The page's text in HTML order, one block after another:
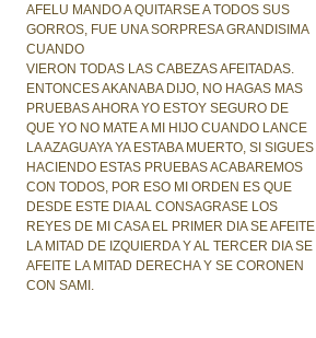
AFELU MANDO A QUITARSE A TODOS SUS
GORROS, FUE UNA SORPRESA GRANDISIMA
CUANDO
VIERON TODAS LAS CABEZAS AFEITADAS.
ENTONCES AKANABA DIJO, NO HAGAS MAS
PRUEBAS AHORA YO ESTOY SEGURO DE
QUE YO NO MATE A MI HIJO CUANDO LANCE
LA AZAGUAYA YA ESTABA MUERTO, SI SIGUES
HACIENDO ESTAS PRUEBAS ACABAREMOS
CON TODOS, POR ESO MI ORDEN ES QUE
DESDE ESTE DIA AL CONSAGRASE LOS
REYES DE MI CASA EL PRIMER DIA SE AFEITE
LA MITAD DE IZQUIERDA Y AL TERCER DIA SE
AFEITE LA MITAD DERECHA Y SE CORONEN
CON SAMI.